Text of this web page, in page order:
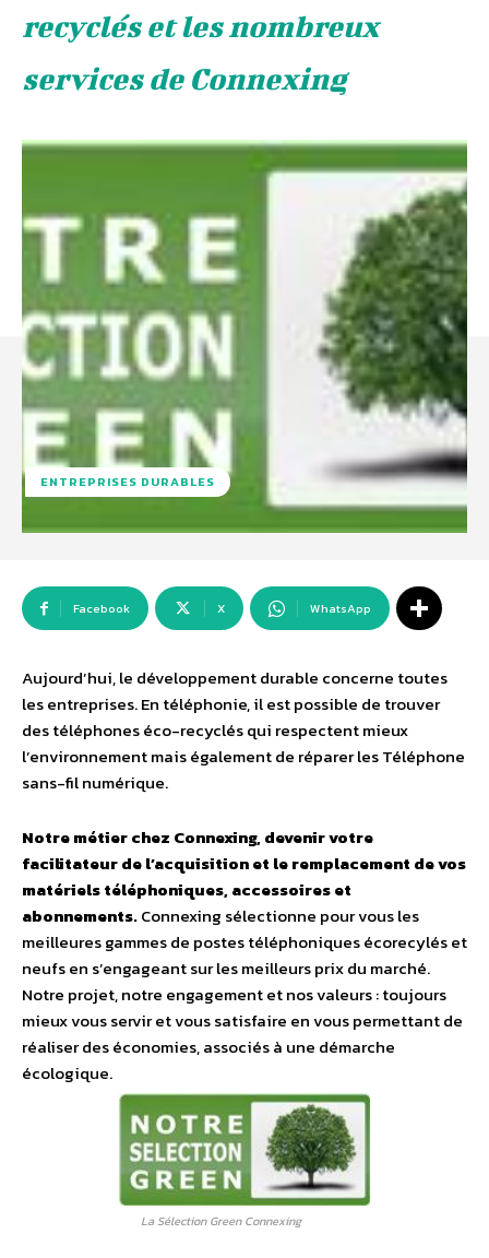
recyclés et les nombreux
services de Connexing
ENTREPRISES DURABLES
Facebook X WhatsApp
Aujourd’hui, le développement durable concerne toutes
les entreprises. En téléphonie, il est possible de trouver
des téléphones éco-recyclés qui respectent mieux
l’environnement mais également de réparer les Téléphone
sans-fil numérique.
Notre métier chez Connexing, devenir votre
facilitateur de l’acquisition et le remplacement de vos
matériels téléphoniques, accessoires et
abonnements.Connexing sélectionne pour vous les
meilleures gammes de postes téléphoniques écorecylés et
neufs en s’engageant sur les meilleurs prix du marché.
Notre projet, notre engagement et nos valeurs : toujours
mieux vous servir et vous satisfaire en vous permettant de
réaliser des économies, associés à une démarche
écologique.
La Sélection Green Connexing